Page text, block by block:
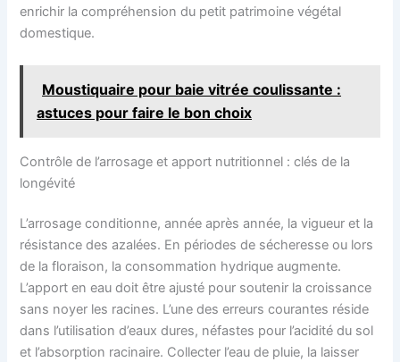
enrichir la compréhension du petit patrimoine végétal
domestique.
Moustiquaire pour baie vitrée coulissante :
astuces pour faire le bon choix
Contrôle de l’arrosage et apport nutritionnel : clés de la
longévité
L’arrosage conditionne, année après année, la vigueur et la
résistance des azalées. En périodes de sécheresse ou lors
de la floraison, la consommation hydrique augmente.
L’apport en eau doit être ajusté pour soutenir la croissance
sans noyer les racines. L’une des erreurs courantes réside
dans l’utilisation d’eaux dures, néfastes pour l’acidité du sol
et l’absorption racinaire. Collecter l’eau de pluie, la laisser